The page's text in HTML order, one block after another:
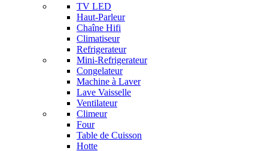
TV LED
Haut-Parleur
Chaîne Hifi
Climatiseur
Refrigerateur
Mini-Refrigerateur
Congelateur
Machine à Laver
Lave Vaisselle
Ventilateur
Climeur
Four
Table de Cuisson
Hotte